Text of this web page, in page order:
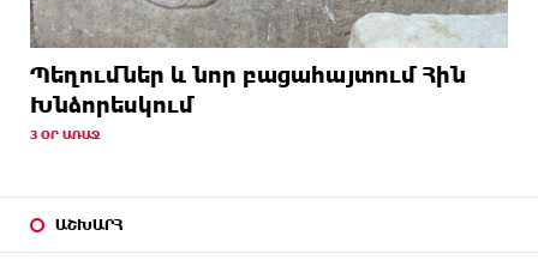
Պեղումներ և նոր բացահայտում Հին
Խնձորեսկում
3 ՕՐ ԱՌԱՋ
ԱՇԽԱՐՀ